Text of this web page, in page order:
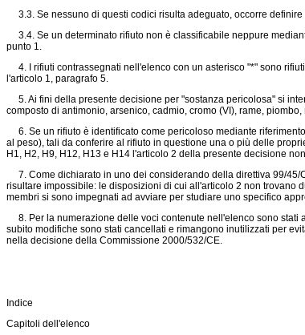
3.3. Se nessuno di questi codici risulta adeguato, occorre
3.4. Se un determinato rifiuto non è classificabile neppure
punto 1.
4. I rifiuti contrassegnati nell'elenco con un asterisco "*" sono
l'articolo 1, paragrafo 5.
5. Ai fini della presente decisione per "sostanza pericolosa" si
composto di antimonio, arsenico, cadmio, cromo (VI), rame,
6. Se un rifiuto è identificato come pericoloso mediante
al peso), tali da conferire al rifiuto in questione una o più delle
H1, H2, H9, H12, H13 e H14 l'articolo 2 della presente decisione
7. Come dichiarato in uno dei considerando della direttiva 99/45/
risultare impossibile: le disposizioni di cui all'articolo 2 non trovano
membri si sono impegnati ad avviare per studiare uno specifico
8. Per la numerazione delle voci contenute nell'elenco sono stati
subito modifiche sono stati cancellati e rimangono inutilizzati per
nella decisione della Commissione 2000/532/CE.
Indice
Capitoli dell'elenco